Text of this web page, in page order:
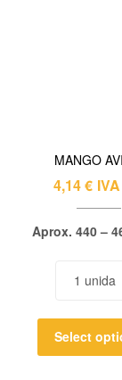
MANGO
4,14€
Aprox. 440 –
Select